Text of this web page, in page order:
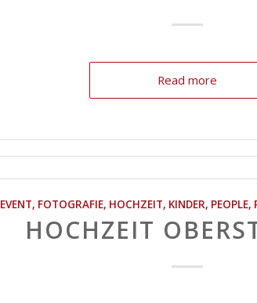
Read more
EVENT, FOTOGRAFIE, HOCHZEIT, KINDER, PEOPLE,
HOCHZEIT